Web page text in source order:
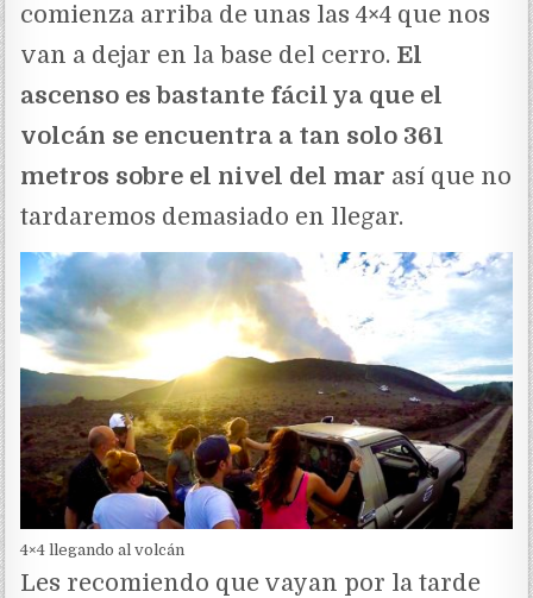
comienza arriba de unas las 4×4 que nos
van a dejar en la base del cerro. El
ascenso es bastante fácil ya que el
volcán se encuentra a tan solo 361
metros sobre el nivel del mar así que no
tardaremos demasiado en llegar.
4×4 llegando al volcán
Les recomiendo que vayan por la tarde